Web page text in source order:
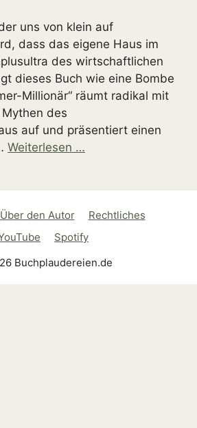
uns von klein auf
dass das eigene Haus im
des wirtschaftlichen
dieses Buch wie eine Bombe
Millionär“ räumt radikal mit
des
auf und präsentiert einen
Weiterlesen …
Über den Autor
Rechtliches
Spotify
Buchplaudereien.de